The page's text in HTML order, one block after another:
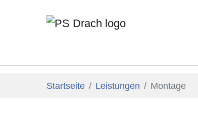
Startseite Leistungen Montage